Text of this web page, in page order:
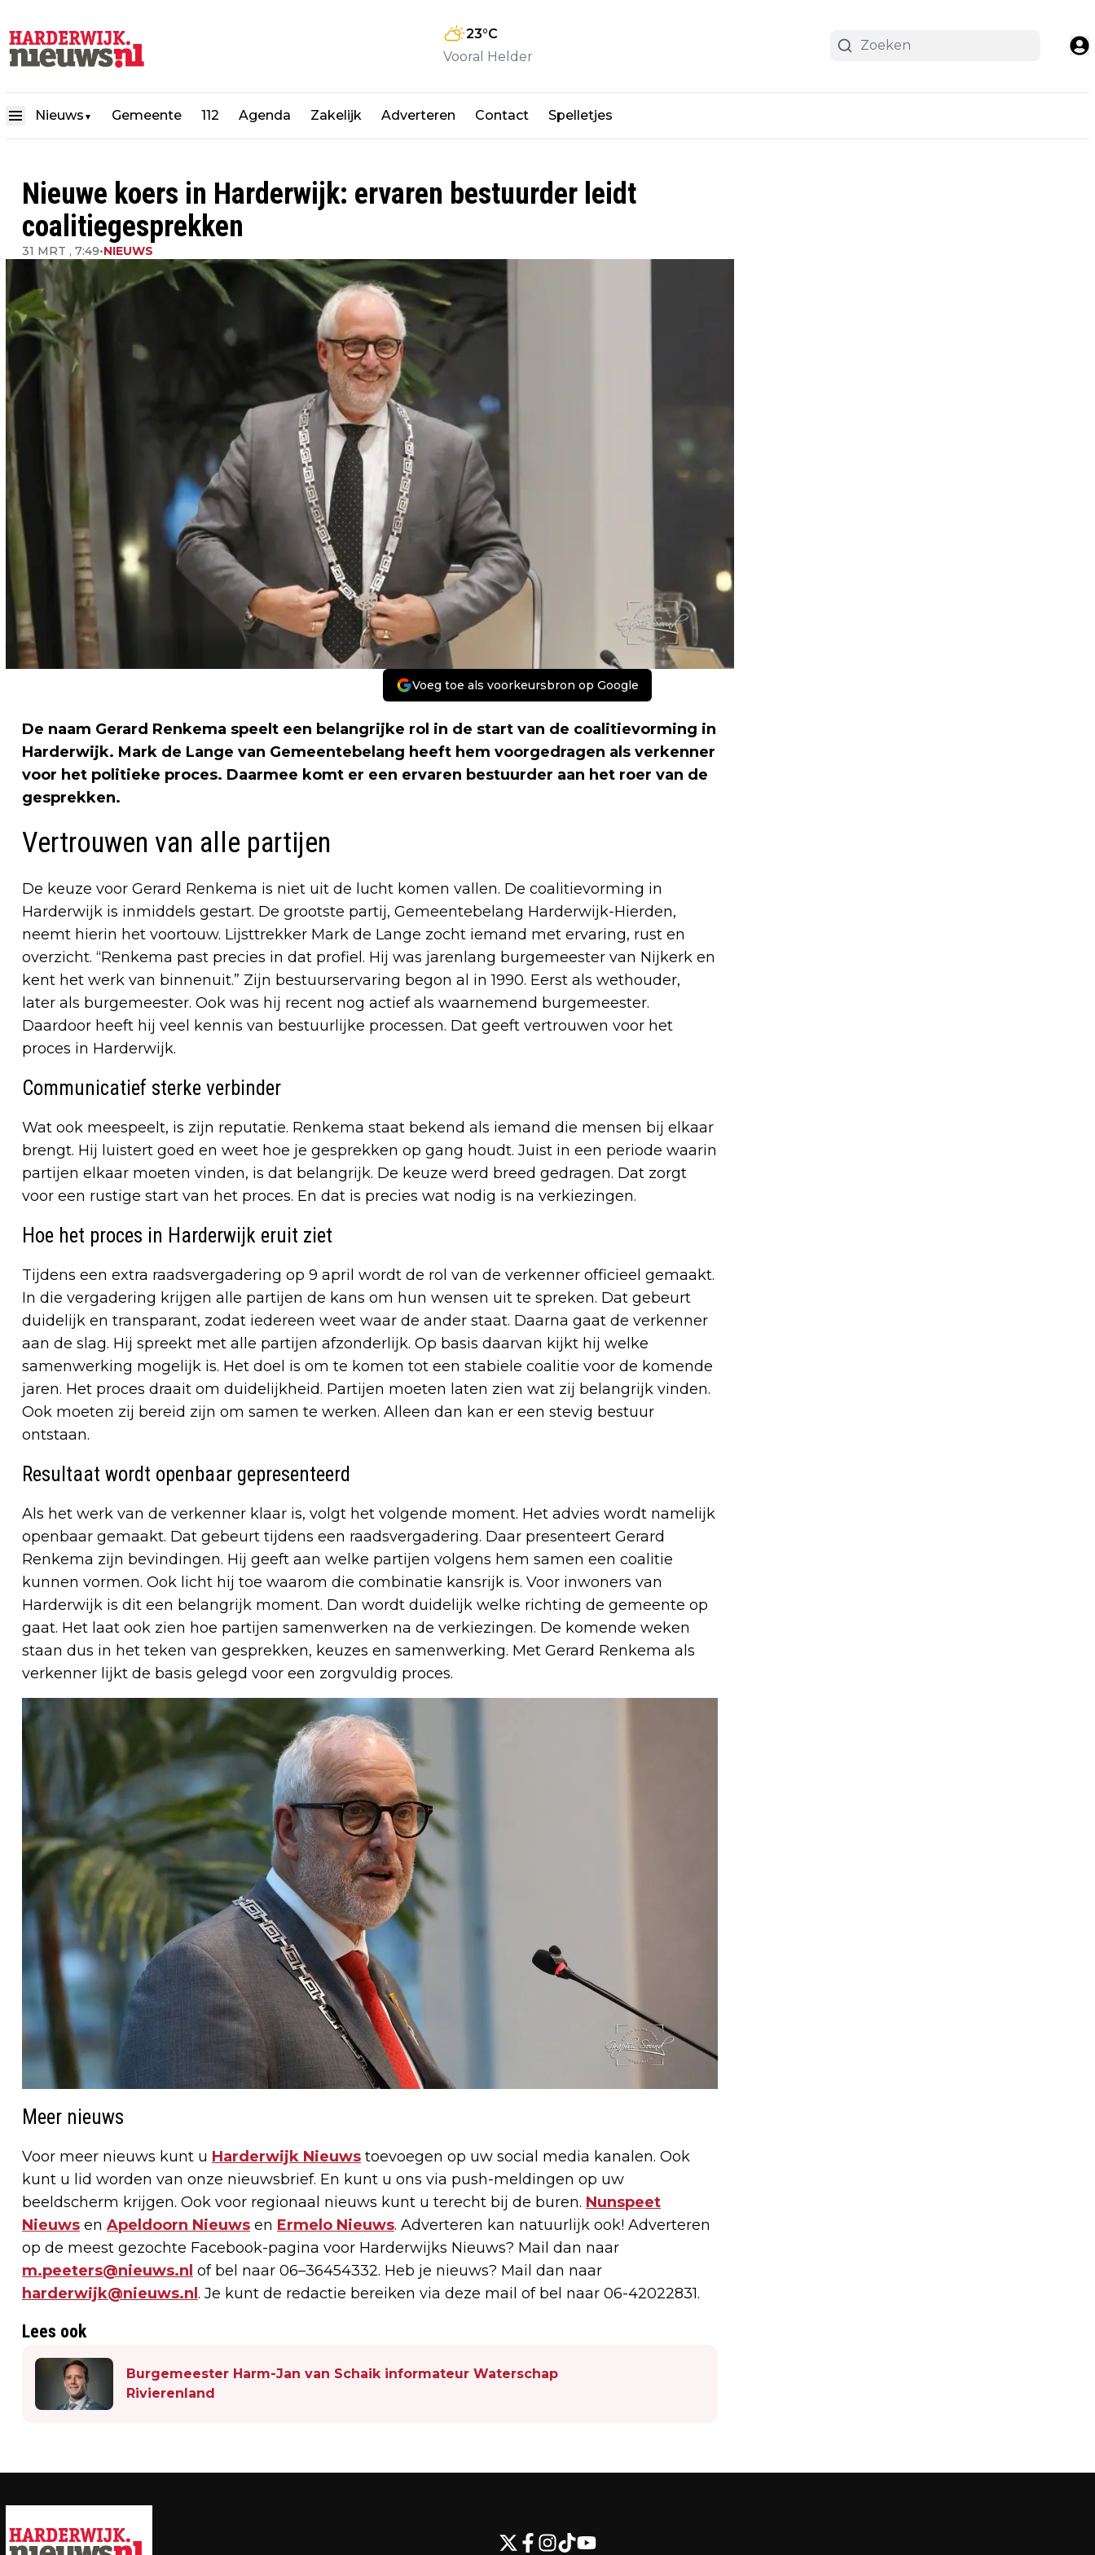
23°C
Vooral Helder
Nieuws ▼ Gemeente 112 Agenda Zakelijk Adverteren Contact Spelletjes
Nieuwe koers in Harderwijk: ervaren bestuurder leidt
coalitiegesprekken
31 MRT , 7:49•NIEUWS
Voeg toe als voorkeursbron op Google
De naam Gerard Renkema speelt een belangrijke rol in de start van de coalitievorming in
Harderwijk. Mark de Lange van Gemeentebelang heeft hem voorgedragen als verkenner
voor het politieke proces. Daarmee komt er een ervaren bestuurder aan het roer van de
gesprekken.
Vertrouwen van alle partijen
De keuze voor Gerard Renkema is niet uit de lucht komen vallen. De coalitievorming in
Harderwijk is inmiddels gestart. De grootste partij, Gemeentebelang Harderwijk-Hierden,
neemt hierin het voortouw. Lijsttrekker Mark de Lange zocht iemand met ervaring, rust en
overzicht. “Renkema past precies in dat profiel. Hij was jarenlang burgemeester van Nijkerk en
kent het werk van binnenuit.” Zijn bestuurservaring begon al in 1990. Eerst als wethouder,
later als burgemeester. Ook was hij recent nog actief als waarnemend burgemeester.
Daardoor heeft hij veel kennis van bestuurlijke processen. Dat geeft vertrouwen voor het
proces in Harderwijk.
Communicatief sterke verbinder
Wat ook meespeelt, is zijn reputatie. Renkema staat bekend als iemand die mensen bij elkaar
brengt. Hij luistert goed en weet hoe je gesprekken op gang houdt. Juist in een periode waarin
partijen elkaar moeten vinden, is dat belangrijk. De keuze werd breed gedragen. Dat zorgt
voor een rustige start van het proces. En dat is precies wat nodig is na verkiezingen.
Hoe het proces in Harderwijk eruit ziet
Tijdens een extra raadsvergadering op 9 april wordt de rol van de verkenner officieel gemaakt.
In die vergadering krijgen alle partijen de kans om hun wensen uit te spreken. Dat gebeurt
duidelijk en transparant, zodat iedereen weet waar de ander staat. Daarna gaat de verkenner
aan de slag. Hij spreekt met alle partijen afzonderlijk. Op basis daarvan kijkt hij welke
samenwerking mogelijk is. Het doel is om te komen tot een stabiele coalitie voor de komende
jaren. Het proces draait om duidelijkheid. Partijen moeten laten zien wat zij belangrijk vinden.
Ook moeten zij bereid zijn om samen te werken. Alleen dan kan er een stevig bestuur
ontstaan.
Resultaat wordt openbaar gepresenteerd
Als het werk van de verkenner klaar is, volgt het volgende moment. Het advies wordt namelijk
openbaar gemaakt. Dat gebeurt tijdens een raadsvergadering. Daar presenteert Gerard
Renkema zijn bevindingen. Hij geeft aan welke partijen volgens hem samen een coalitie
kunnen vormen. Ook licht hij toe waarom die combinatie kansrijk is. Voor inwoners van
Harderwijk is dit een belangrijk moment. Dan wordt duidelijk welke richting de gemeente op
gaat. Het laat ook zien hoe partijen samenwerken na de verkiezingen. De komende weken
staan dus in het teken van gesprekken, keuzes en samenwerking. Met Gerard Renkema als
verkenner lijkt de basis gelegd voor een zorgvuldig proces.
Meer nieuws
Voor meer nieuws kunt u Harderwijk Nieuws toevoegen op uw social media kanalen. Ook
kunt u lid worden van onze nieuwsbrief. En kunt u ons via push-meldingen op uw
beeldscherm krijgen. Ook voor regionaal nieuws kunt u terecht bij de buren. Nunspeet
Nieuws en Apeldoorn Nieuws en Ermelo Nieuws. Adverteren kan natuurlijk ook! Adverteren
op de meest gezochte Facebook-pagina voor Harderwijks Nieuws? Mail dan naar
m.peeters@nieuws.nl of bel naar 06–36454332. Heb je nieuws? Mail dan naar
harderwijk@nieuws.nl . Je kunt de redactie bereiken via deze mail of bel naar 06-42022831.
Lees ook
Burgemeester Harm-Jan van Schaik informateur Waterschap
Rivierenland
HOTEL IN CENTRUM HARDERWIJK
ONTRUIMD NA NACHTELIJKE BRAND IN
SPORTZALEN: LANGE WACHTLIJST BIJ